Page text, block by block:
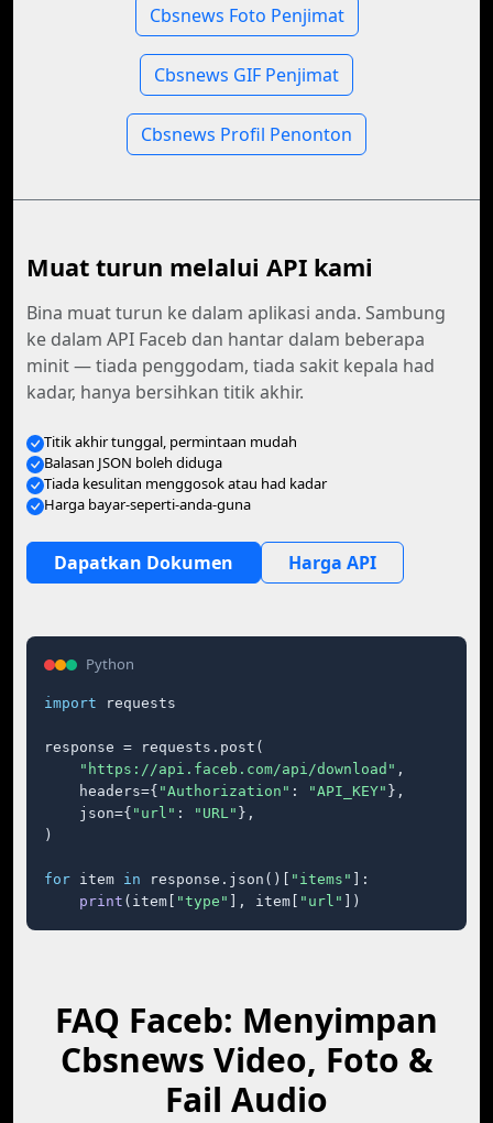
Cbsnews Foto Penjimat
Cbsnews GIF Penjimat
Cbsnews Profil Penonton
Muat turun melalui API kami
Bina muat turun ke dalam aplikasi anda. Sambung
ke dalam API Faceb dan hantar dalam beberapa
minit — tiada penggodam, tiada sakit kepala had
kadar, hanya bersihkan titik akhir.
Titik akhir tunggal, permintaan mudah
Balasan JSON boleh diduga
Tiada kesulitan menggosok atau had kadar
Harga bayar-seperti-anda-guna
Dapatkan Dokumen Harga API
Python
import requests
response = requests.post(
"https://api.faceb.com/api/download" ,
    headers={
"Authorization" : "API_KEY" },
    json={
"url" : "URL" },
)
for item in response.json()[ "items"
]:
print (item[ "type" ], item[ "url" ])
FAQ Faceb: Menyimpan
Cbsnews Video, Foto &
Fail Audio